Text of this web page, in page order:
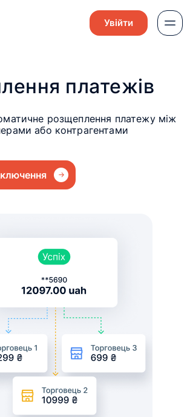
Увійти
платежів
розщеплення платежу між
або контрагентами